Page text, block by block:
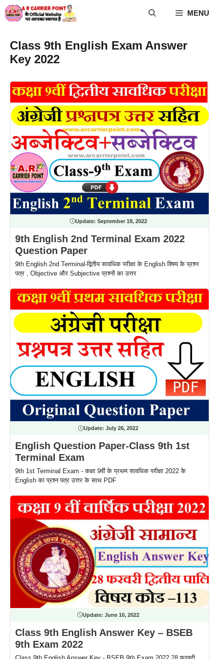
Skip
to
MENU
Class 9th English Exam Answer
Key 2022
Update: September 19, 2022
9th English 2nd Terminal Exam 2022
Question Paper
9th English 2nd Terminal-द्वितीय सावधिक परीक्षा के English विषय के प्रश्न
पत्र , Objective और Subjective प्रश्नों का उत्तर
Update: July 26, 2022
English Question Paper-Class 9th 1st
Terminal Exam
9th 1st Terminal Exam - कक्षा 9वीं के प्रथम सावधिक परीक्षा 2022 के
English का प्रश्न पत्र उत्तर के साथ PDF
Update: June 10, 2022
Class 9th English Answer Key – BSEB
9th Exam 2022